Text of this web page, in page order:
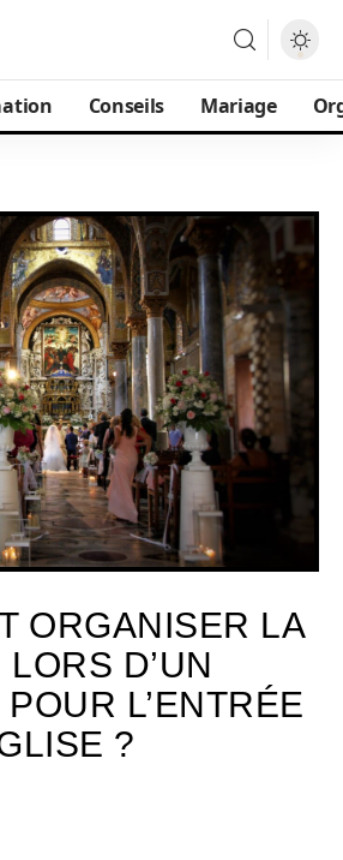
Conseils Mariage
ORGANISER LA
D’UN
L’ENTRÉE
?